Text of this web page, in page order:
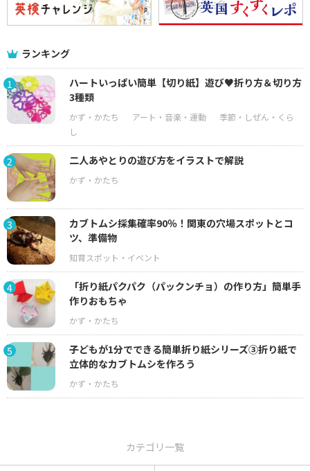
ランキング
1
ハートいっぱい簡単【切り紙】遊び♥折り方＆切り方
3種類
2 二人あやとりの遊び方をイラストで解説
3
カブトムシ採集確率90％！関東の穴場スポットとコ
ツ、準備物
4
「折り紙パクパク（パックンチョ）の作り方」簡単手
作りおもちゃ
5
子どもが1分でできる簡単折り紙シリーズ③折り紙で
立体的なカブトムシを作ろう
カテゴリ一覧